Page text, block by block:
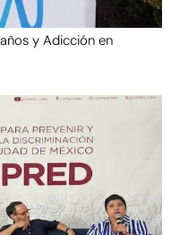
y Adicción en